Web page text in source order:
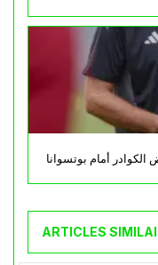
أمام بوتسوانا
ARTICLES